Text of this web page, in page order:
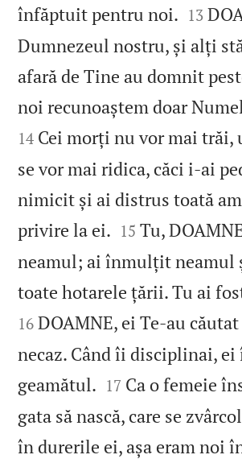
înfăptuit pentru noi. 

13
Dumnezeul nostru, și alți
afară de Tine au domnit
noi recunoaștem doar
14 Cei morți nu vor mai trăi,
se vor mai ridica, căci i‑ai
nimicit și ai distrus toată
privire la ei. 

15 Tu,
neamul; ai înmulțit neamul
toate hotarele țării. Tu ai
16 DOAMNE, ei Te‑au
necaz. Când îi disciplinai, ei
geamătul. 

17 Ca o femeie
gata să nască, care se
în durerile ei, așa eram noi